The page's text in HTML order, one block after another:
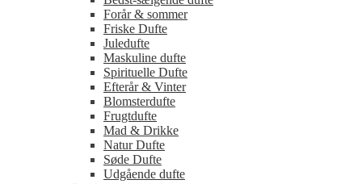
Forår & sommer
Friske Dufte
Juledufte
Maskuline dufte
Spirituelle Dufte
Efterår & Vinter
Blomsterdufte
Frugtdufte
Mad & Drikke
Natur Dufte
Søde Dufte
Udgående dufte